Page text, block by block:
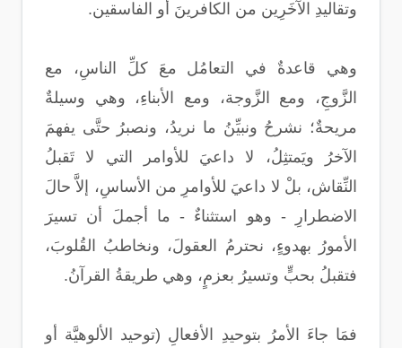
وتقاليدِ الآخَرِين من الكافرينَ أو الفاسقين.
وهي قاعدةٌ في التعامُل معَ كلِّ الناسِ، مع
الزَّوجِ، ومع الزَّوجة، ومع الأبناءِ، وهي وسيلةٌ
مريحةٌ؛ نشرحُ ونبيِّنُ ما نريدُ، ونصبرُ حتَّى يفهمَ
الآخرُ ويَمتثِلُ، لا داعيَ للأوامر التي لا تَقبلُ
النِّقاش، بلْ لا داعيَ للأوامرِ من الأساسِ، إلاَّ حالَ
الاضطرارِ - وهو استثناءٌ - ما أجملَ أن تسيرَ
الأمورُ بهدوءٍ، نحترمُ العقولَ، ونخاطبُ القُلوبَ،
فتقبلُ بحبٍّ وتسيرُ بعزمٍ، وهي طريقةُ القرآنُ.
فمَا جاءَ الأمرُ بتوحيدِ الأفعالِ (توحيد الألوهيَّة أو